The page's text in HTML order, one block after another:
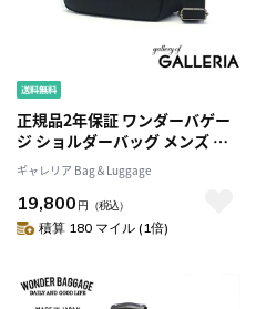
正規品2年保証 ワンダーバゲー
ジ ショルダーバッグ メンズ レ
ディース 斜めがけバッグ ブラ
ンド カメラバッグ WONDER
BAGGAGE 斜めがけ 小さめ 軽
量 大人 日本製 A5 一眼レフ
ギャレリア Bag＆Luggage
19,800 円 （税込）
積算 180 マイル (1倍)